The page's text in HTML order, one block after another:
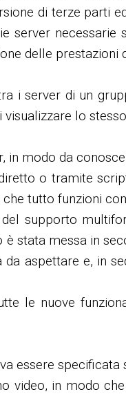
di terze parti
server
delle prestazioni
i server di un
lo
modo da
o tramite
tutto funzioni
supporto
stata messa in
aspettare e, in
le nuove
essere specificata
video, in modo